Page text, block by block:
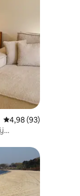
Gemiddelde
4,98 (93)